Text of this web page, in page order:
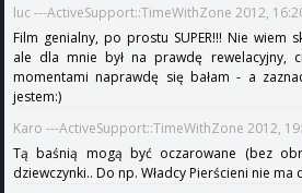
luc ---ActiveSupport::TimeWithZone 2012,
Film genialny, po prostu SUPER!!! Nie wiem
ale dla mnie był na prawdę rewelacyjny,
momentami naprawdę się bałam - a
jestem:)
Karo ---ActiveSupport::TimeWithZone 2012,
Tą baśnią mogą być oczarowane (bez
dziewczynki.. Do np. Władcy Pierścieni nie ma